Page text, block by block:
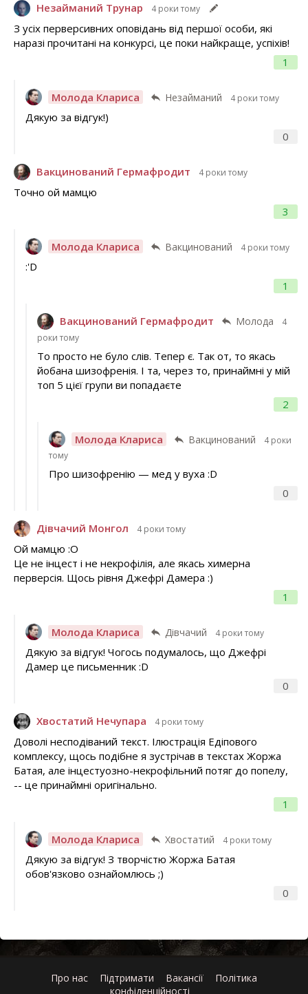
Незайманий Трунар 4 роки тому
1
З усіх перверсивних оповідань від першої особи, які
наразі прочитані на конкурсі, це поки найкраще, успіхів!
Молода Клариса Незайманий 4 роки тому
0
Дякую за відгук!)
Вакцинований Гермафродит 4 роки тому
3
Точно ой мамцю
Молода Клариса Вакцинований 4 роки тому
1
:'D
Вакцинований Гермафродит Молода
4
роки тому
2
То просто не було слів. Тепер є. Так от, то якась
йобана шизофренія. І та, через то, принаймні у мій
топ 5 цієї групи ви попадаєте
Молода Клариса Вакцинований
4 роки
тому
0
Про шизофренію — мед у вуха :D
Дівчачий Монгол 4 роки тому
1
Ой мамцю :О
Це не інцест і не некрофілія, але якась химерна
перверсія. Щось рівня Джефрі Дамера :)
Молода Клариса Дівчачий 4 роки тому
0
Дякую за відгук! Чогось подумалось, що Джефрі
Дамер це письменник :D
Хвостатий Нечупара 4 роки тому
1
Доволі несподіваний текст. Ілюстрація Едіпового
комплексу, щось подібне я зустрічав в текстах Жоржа
Батая, але інцестуозно-некрофільний потяг до попелу,
-- це принаймні оригінально.
Молода Клариса Хвостатий 4 роки тому
0
Дякую за відгук! З творчістю Жоржа Батая
обов'язково ознайомлюсь ;)
Про нас Підтримати Вакансії
Політика
конфіденційності